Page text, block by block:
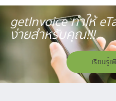
getInvoice ทำให้
ง่ายสำหรับคุณ!!!
เรียนรู้เ